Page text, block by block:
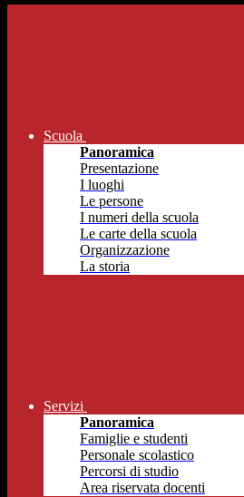
Scuola
Panoramica
Presentazione
I luoghi
Le persone
I numeri della scuola
Le carte della scuola
Organizzazione
La storia
Servizi
Panoramica
Famiglie e studenti
Personale scolastico
Percorsi di studio
Area riservata docenti